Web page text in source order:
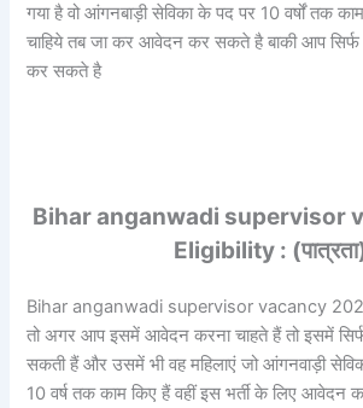
गया है वो आंगनबाड़ी सेविका के पद पर 10 वर्षों तक
चाहिये तब जा कर आवेदन कर सकते है बाकी आप सिर्फ
कर सकते है
Bihar anganwadi supervisor
Eligibility : (
Bihar anganwadi supervisor vacancy 2025
तो अगर आप इसमें आवेदन करना चाहते हैं तो इसमें
सकती हैं और उसमें भी वह महिलाएं जो आंगनवाड़ी
10 वर्ष तक काम किए हैं वहीं इस भर्ती के लिए आवेदन